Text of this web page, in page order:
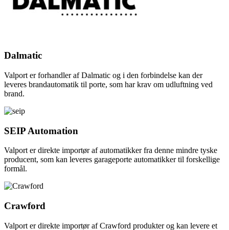
Dalmatic
Valport er forhandler af Dalmatic og i den forbindelse kan der
leveres brandautomatik til porte, som har krav om udluftning ved
brand.
SEIP Automation
Valport er direkte importør af automatikker fra denne mindre tyske
producent, som kan leveres garageporte automatikker til forskellige
formål.
Crawford
Valport er direkte importør af Crawford produkter og kan levere et